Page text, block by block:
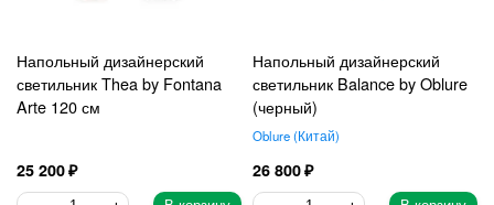
Напольный дизайнерский
светильник Thea by Fontana
Arte 120 см
25 200
Напольный дизайнерский
светильник Balance by Oblure
(черный)
Oblure Китай
26 800